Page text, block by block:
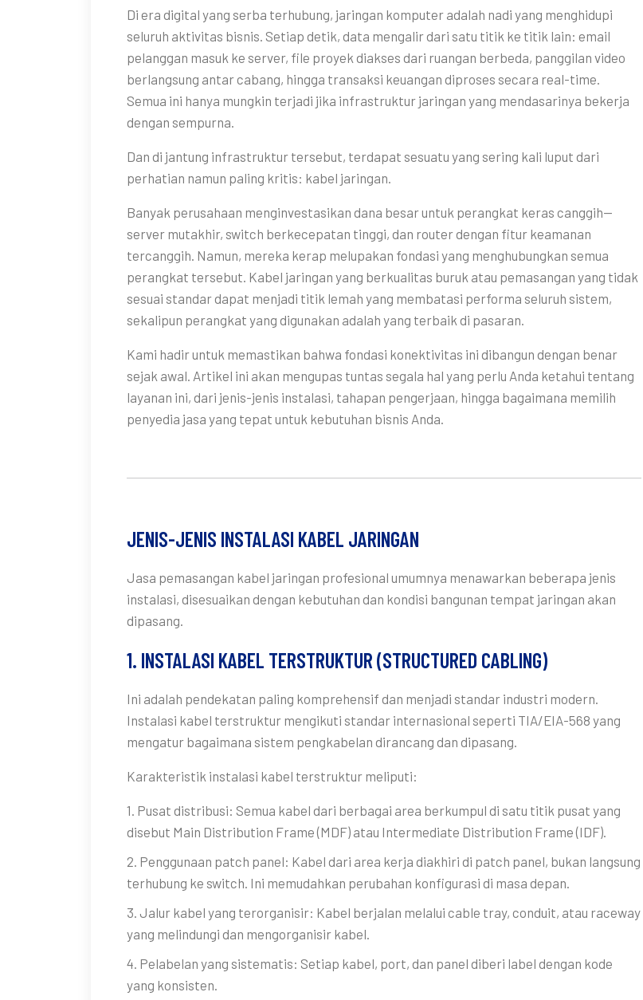
Di era digital yang serba terhubung, jaringan komputer adalah nadi yang menghidupi
seluruh aktivitas bisnis. Setiap detik, data mengalir dari satu titik ke titik lain: email
pelanggan masuk ke server, file proyek diakses dari ruangan berbeda, panggilan video
berlangsung antar cabang, hingga transaksi keuangan diproses secara real-time.
Semua ini hanya mungkin terjadi jika infrastruktur jaringan yang mendasarinya bekerja
dengan sempurna.
Dan di jantung infrastruktur tersebut, terdapat sesuatu yang sering kali luput dari
perhatian namun paling kritis: kabel jaringan.
Banyak perusahaan menginvestasikan dana besar untuk perangkat keras canggih—
server mutakhir, switch berkecepatan tinggi, dan router dengan fitur keamanan
tercanggih. Namun, mereka kerap melupakan fondasi yang menghubungkan semua
perangkat tersebut. Kabel jaringan yang berkualitas buruk atau pemasangan yang tidak
sesuai standar dapat menjadi titik lemah yang membatasi performa seluruh sistem,
sekalipun perangkat yang digunakan adalah yang terbaik di pasaran.
Kami hadir untuk memastikan bahwa fondasi konektivitas ini dibangun dengan benar
sejak awal. Artikel ini akan mengupas tuntas segala hal yang perlu Anda ketahui tentang
layanan ini, dari jenis-jenis instalasi, tahapan pengerjaan, hingga bagaimana memilih
penyedia jasa yang tepat untuk kebutuhan bisnis Anda.
JENIS-JENIS INSTALASI KABEL JARINGAN
Jasa pemasangan kabel jaringan profesional umumnya menawarkan beberapa jenis
instalasi, disesuaikan dengan kebutuhan dan kondisi bangunan tempat jaringan akan
dipasang.
1. INSTALASI KABEL TERSTRUKTUR (STRUCTURED CABLING)
Ini adalah pendekatan paling komprehensif dan menjadi standar industri modern.
Instalasi kabel terstruktur mengikuti standar internasional seperti TIA/EIA-568 yang
mengatur bagaimana sistem pengkabelan dirancang dan dipasang.
Karakteristik instalasi kabel terstruktur meliputi:
1. Pusat distribusi: Semua kabel dari berbagai area berkumpul di satu titik pusat yang
disebut Main Distribution Frame (MDF) atau Intermediate Distribution Frame (IDF).
2. Penggunaan patch panel: Kabel dari area kerja diakhiri di patch panel, bukan langsung
terhubung ke switch. Ini memudahkan perubahan konfigurasi di masa depan.
3. Jalur kabel yang terorganisir: Kabel berjalan melalui cable tray, conduit, atau raceway
yang melindungi dan mengorganisir kabel.
4. Pelabelan yang sistematis: Setiap kabel, port, dan panel diberi label dengan kode
yang konsisten.